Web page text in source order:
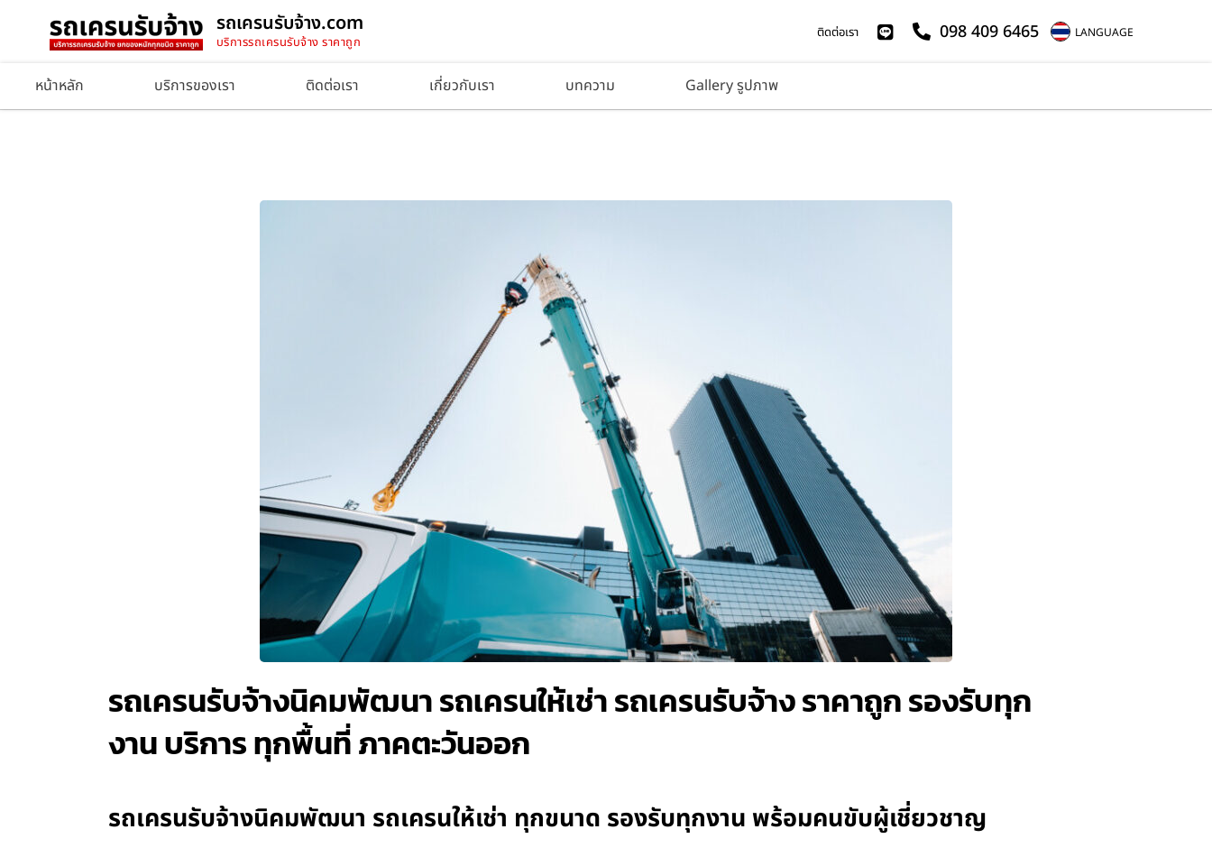
รถเครนรับจ้าง.com
บริการรถเครนรับจ้าง ราคาถูก
ติดต่อเรา 098 409 6465 LANGUAGE
หน้าหลัก บริการของเรา ติดต่อเรา เกี่ยวกับเรา บทความ Gallery รูปภาพ
รถเครนรับจ้างนิคมพัฒนา รถเครนให้เช่า รถเครนรับจ้าง ราคาถูก รองรับทุก
งาน บริการ ทุกพื้นที่ ภาคตะวันออก
รถเครนรับจ้างนิคมพัฒนา รถเครนให้เช่า ทุกขนาด รองรับทุกงาน พร้อมคนขับผู้เชี่ยวชาญ